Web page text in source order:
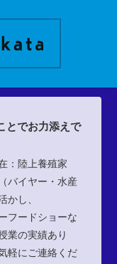
とでお力添えで
：陸上養殖家
バイヤー・水産
かし、
フードショーな
業の実績あり
軽にご連絡くだ